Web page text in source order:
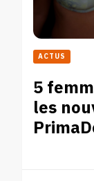
ACTUS
5
les